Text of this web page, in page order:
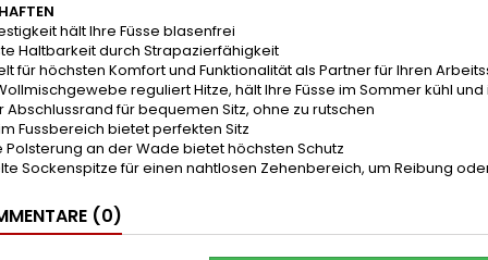
hält Ihre Füsse blasenfrei
Haltbarkeit durch Strapazierfähigkeit
für höchsten Komfort und Funktionalität als Partner für Ihren
reguliert Hitze, hält Ihre Füsse im Sommer kühl
Abschlussrand für bequemen Sitz, ohne zu rutschen
Fussbereich bietet perfekten Sitz
Polsterung an der Wade bietet höchsten Schutz
Sockenspitze für einen nahtlosen Zehenbereich, um Reibung
(0)